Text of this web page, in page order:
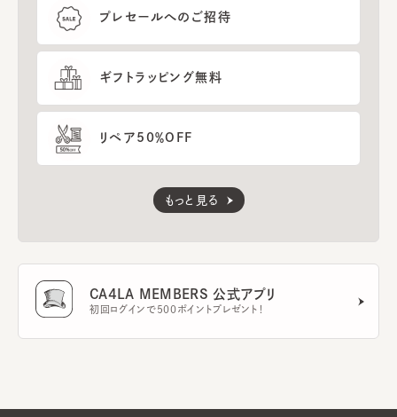
プレセールへのご招待
ギフトラッピング無料
リペア50％OFF
もっと見る
CA4LA MEMBERS 公式アプリ
初回ログインで500ポイントプレゼント！